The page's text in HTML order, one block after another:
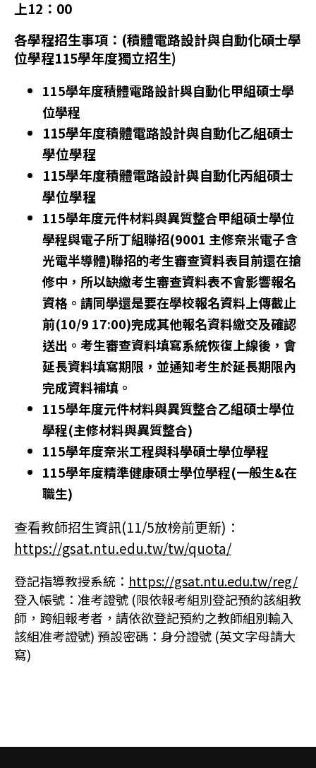
上12：00
各學程招生事項：(積體電路設計與自動化碩士學
位學程115學年度獨立招生)
115學年度積體電路設計與自動化甲組碩士學
位學程
115學年度積體電路設計與自動化乙組碩士
學位學程
115學年度積體電路設計與自動化丙組碩士
學位學程
115學年度元件材料與異質整合甲組碩士學位
學程與電子所丁組聯招(9001 主修奈米電子含
光電半導體)聯招的考生審查資料表目前還在搶
修中，所以缺繳考生審查資料表不會影響報名
資格。請同學還是要在學校報名資料上傳截止
前(10/9 17:00)完成其他報名資料繳交及確認
送出。考生審查資料填寫系統恢復上線後，會
延長資料填寫期限，並通知考生於延長期限內
完成資料補填。
115學年度元件材料與異質整合乙組碩士學位
學程(主修材料與異質整合)
115學年度奈米工程與科學碩士學位學程
115學年度精準健康碩士學位學程(一般生&在
職生)
查看教師招生資訊(11/5放榜前更新)：
https://gsat.ntu.edu.tw/tw/quota/
登記指導教授系統： https://gsat.ntu.edu.tw/reg/
登入帳號：准考證號 (限依報考組別登記預約該組教
師，跨組報考者，請依欲登記預約之教師組別輸入
該組准考證號) 預設密碼：身分證號 (英文字母請大
寫)